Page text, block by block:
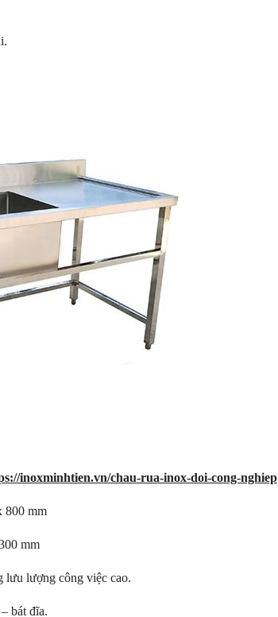
inoxminhtien.vn/chau-rua-inox-doi-cong-nghiep
800 mm
mm
lưu lượng công việc cao.
bát đĩa.